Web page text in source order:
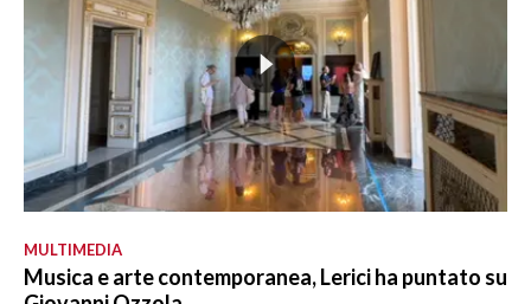
MULTIMEDIA
Musica e arte contemporanea, Lerici ha puntato su